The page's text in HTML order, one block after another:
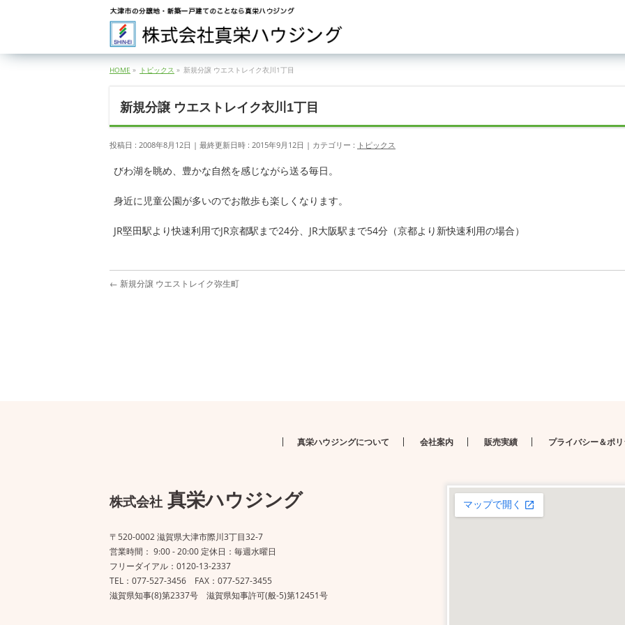
HOME » トピックス » 新規分譲 ウエストレイク衣川1丁目
新規分譲 ウエストレイク衣川1丁目
投稿日 : 2008年8月12日 最終更新日時 : 2015年9月12日 カテゴリー : トピックス
びわ湖を眺め、豊かな自然を感じながら送る毎日。
身近に児童公園が多いのでお散歩も楽しくなります。
JR堅田駅より快速利用でJR京都駅まで24分、JR大阪駅まで54分（京都より新快速利用の場合）
← 新規分譲 ウエストレイク弥生町
真栄ハウジングについて 会社案内 販売実績 プライバシー＆ポ
株式会社 真栄ハウジング
〒520-0002 滋賀県大津市際川3丁目32-7
営業時間： 9:00 - 20:00 定休日：毎週水曜日
フリーダイアル：0120-13-2337
TEL：077-527-3456 FAX：077-527-3455
滋賀県知事(8)第2337号 滋賀県知事許可(般-5)第12451号